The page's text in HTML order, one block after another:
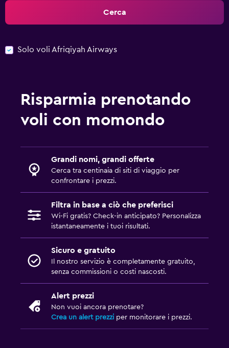
Cerca
Solo voli Afriqiyah Airways
Risparmia prenotando
voli con momondo
Grandi nomi, grandi offerte
Cerca tra centinaia di siti di viaggio per
confrontare i prezzi.
Filtra in base a ciò che preferisci
Wi-Fi gratis? Check-in anticipato? Personalizza
istantaneamente i tuoi risultati.
Sicuro e gratuito
Il nostro servizio è completamente gratuito,
senza commissioni o costi nascosti.
Alert prezzi
Non vuoi ancora prenotare?
Crea un alert prezzi per monitorare i prezzi.